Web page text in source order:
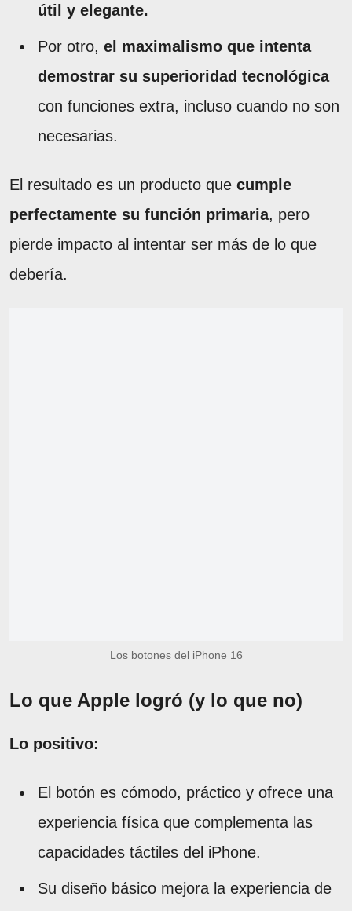
útil y elegante.
Por otro, el maximalismo que intenta
demostrar su superioridad tecnológica
con funciones extra, incluso cuando no son
necesarias.
El resultado es un producto que cumple
perfectamente su función primaria, pero
pierde impacto al intentar ser más de lo que
debería.
Los botones del iPhone 16
Lo que Apple logró (y lo que no)
Lo positivo:
El botón es cómodo, práctico y ofrece una
experiencia física que complementa las
capacidades táctiles del iPhone.
Su diseño básico mejora la experiencia de